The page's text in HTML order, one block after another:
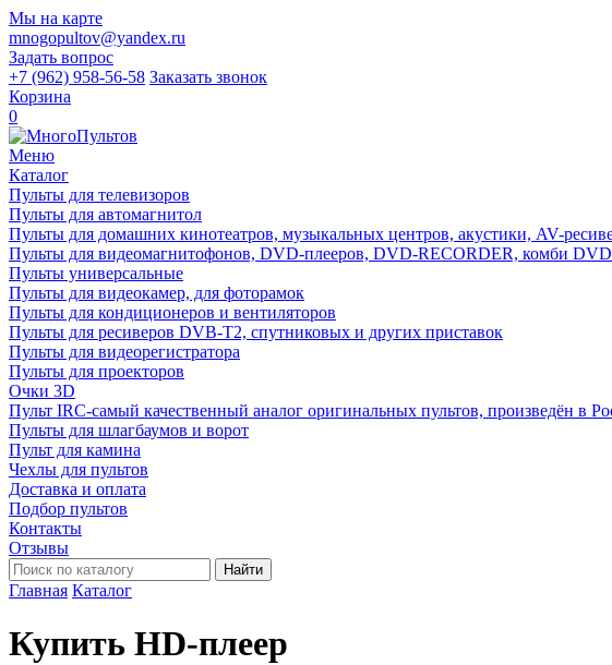
Мы на карте
mnogopultov@yandex.ru
Задать вопрос
+7 (962) 958-56-58 Заказать звонок
Корзина
0
Меню
Каталог
Пульты для телевизоров
Пульты для автомагнитол
Пульты для домашних кинотеатров, музыкальных центров, акустики, AV-
Пульты для видеомагнитофонов, DVD-плееров, DVD-RECORDER, комби
Пульты универсальные
Пульты для видеокамер, для фоторамок
Пульты для кондиционеров и вентиляторов
Пульты для ресиверов DVB-T2, спутниковых и других приставок
Пульты для видеорегистратора
Пульты для проекторов
Очки 3D
Пульт IRC-самый качественный аналог оригинальных пультов, произведён в
Пульты для шлагбаумов и ворот
Пульт для камина
Чехлы для пультов
Доставка и оплата
Подбор пультов
Контакты
Отзывы
Найти
Главная Каталог
Купить HD-плеер